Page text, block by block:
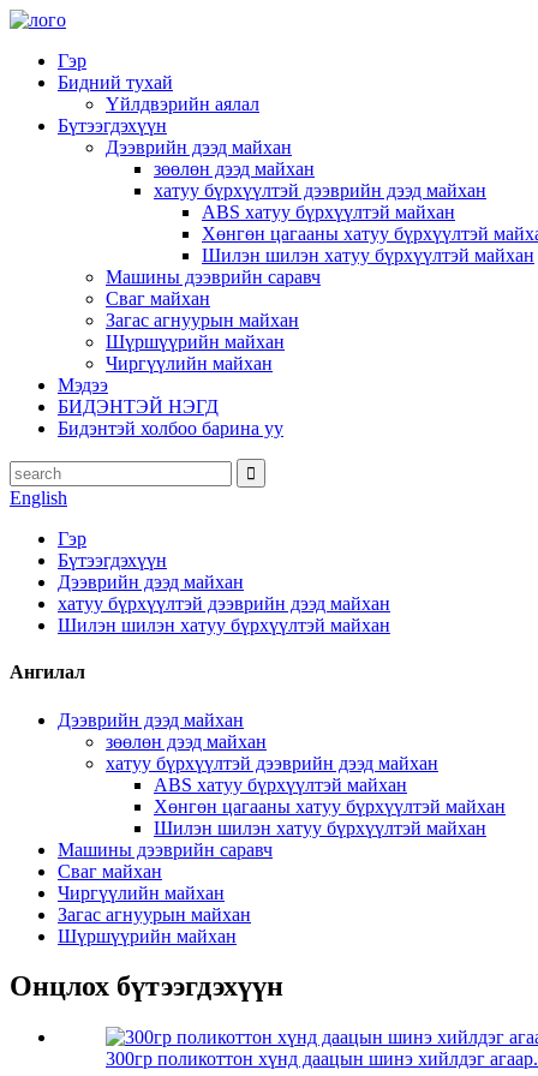
Гэр
Бидний тухай
Үйлдвэрийн аялал
Бүтээгдэхүүн
Дээврийн дээд майхан
зөөлөн дээд майхан
хатуу бүрхүүлтэй дээврийн дээд майхан
ABS хатуу бүрхүүлтэй майхан
Хөнгөн цагааны хатуу бүрхүүлтэй
Шилэн шилэн хатуу бүрхүүлтэй майхан
Машины дээврийн саравч
Сваг майхан
Загас агнуурын майхан
Шүршүүрийн майхан
Чиргүүлийн майхан
Мэдээ
БИДЭНТЭЙ НЭГД
Бидэнтэй холбоо барина уу
English
Гэр
Бүтээгдэхүүн
Дээврийн дээд майхан
хатуу бүрхүүлтэй дээврийн дээд майхан
Шилэн шилэн хатуу бүрхүүлтэй майхан
Ангилал
Дээврийн дээд майхан
зөөлөн дээд майхан
хатуу бүрхүүлтэй дээврийн дээд майхан
ABS хатуу бүрхүүлтэй майхан
Хөнгөн цагааны хатуу бүрхүүлтэй майхан
Шилэн шилэн хатуу бүрхүүлтэй майхан
Машины дээврийн саравч
Сваг майхан
Чиргүүлийн майхан
Загас агнуурын майхан
Шүршүүрийн майхан
Онцлох бүтээгдэхүүн
300гр поликоттон хүнд даацын шинэ хийлдэг